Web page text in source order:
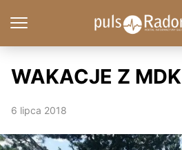
WAKACJE Z MDK
6 lipca 2018